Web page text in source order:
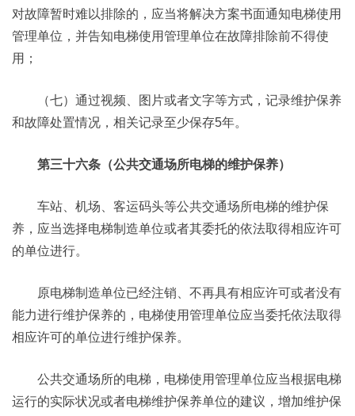
对故障暂时难以排除的，应当将解决方案书面通知电梯使用
管理单位，并告知电梯使用管理单位在故障排除前不得使
用；
（七）通过视频、图片或者文字等方式，记录维护保养
和故障处置情况，相关记录至少保存5年。
第三十六条（公共交通场所电梯的维护保养）
车站、机场、客运码头等公共交通场所电梯的维护保
养，应当选择电梯制造单位或者其委托的依法取得相应许可
的单位进行。
原电梯制造单位已经注销、不再具有相应许可或者没有
能力进行维护保养的，电梯使用管理单位应当委托依法取得
相应许可的单位进行维护保养。
公共交通场所的电梯，电梯使用管理单位应当根据电梯
运行的实际状况或者电梯维护保养单位的建议，增加维护保